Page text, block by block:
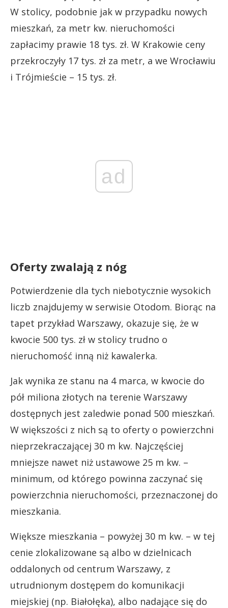
W stolicy, podobnie jak w przypadku nowych
mieszkań, za metr kw. nieruchomości
zapłacimy prawie 18 tys. zł. W Krakowie ceny
przekroczyły 17 tys. zł za metr, a we Wrocławiu
i Trójmieście – 15 tys. zł.
ad
Oferty zwalają z nóg
Potwierdzenie dla tych niebotycznie wysokich
liczb znajdujemy w serwisie Otodom. Biorąc na
tapet przykład Warszawy, okazuje się, że w
kwocie 500 tys. zł w stolicy trudno o
nieruchomość inną niż kawalerka.
Jak wynika ze stanu na 4 marca, w kwocie do
pół miliona złotych na terenie Warszawy
dostępnych jest zaledwie ponad 500 mieszkań.
W większości z nich są to oferty o powierzchni
nieprzekraczającej 30 m kw. Najczęściej
mniejsze nawet niż ustawowe 25 m kw. –
minimum, od którego powinna zaczynać się
powierzchnia nieruchomości, przeznaczonej do
mieszkania.
Większe mieszkania – powyżej 30 m kw. – w tej
cenie zlokalizowane są albo w dzielnicach
oddalonych od centrum Warszawy, z
utrudnionym dostępem do komunikacji
miejskiej (np. Białołęka), albo nadające się do